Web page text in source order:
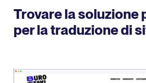
Trovare la soluzione
per la traduzione di